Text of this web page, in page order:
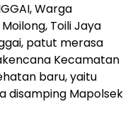
Warga
Toili Jaya
patut merasa
Kecamatan
baru, yaitu
disamping Mapolsek